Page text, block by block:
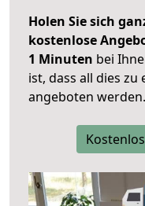
Holen Sie sich
kostenlose
1 Minuten bei
ist, dass all dies
angeboten werden.